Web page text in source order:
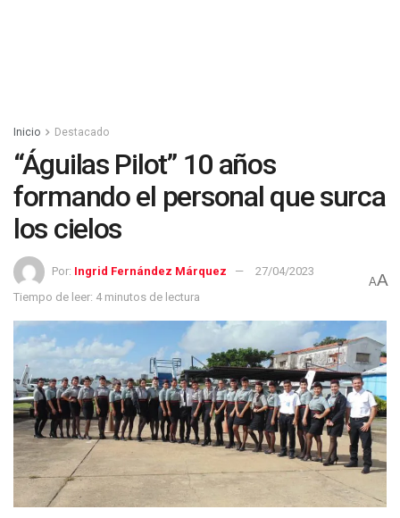
Inicio Destacado
“Águilas Pilot” 10 años
formando el personal que surca
los cielos
Por: Ingrid Fernández Márquez
27/04/2023
Tiempo de leer: 4 minutos de lectura
AA